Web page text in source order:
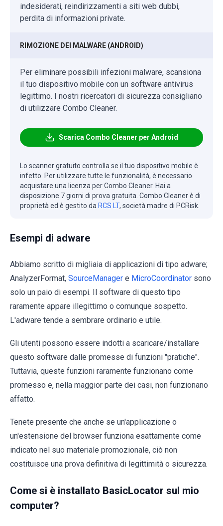
indesiderati, reindirizzamenti a siti web dubbi,
perdita di informazioni private.
RIMOZIONE DEI MALWARE (ANDROID)
Per eliminare possibili infezioni malware, scansiona
il tuo dispositivo mobile con un software antivirus
legittimo. I nostri ricercatori di sicurezza consigliano
di utilizzare Combo Cleaner.
Scarica Combo Cleaner per Android
Lo scanner gratuito controlla se il tuo dispositivo mobile è
infetto. Per utilizzare tutte le funzionalità, è necessario
acquistare una licenza per Combo Cleaner. Hai a
disposizione 7 giorni di prova gratuita. Combo Cleaner è di
proprietà ed è gestito da RCS LT, società madre di PCRisk.
Esempi di adware
Abbiamo scritto di migliaia di applicazioni di tipo adware;
AnalyzerFormat, SourceManager e MicroCoordinator sono
solo un paio di esempi. Il software di questo tipo
raramente appare illegittimo o comunque sospetto.
L'adware tende a sembrare ordinario e utile.
Gli utenti possono essere indotti a scaricare/installare
questo software dalle promesse di funzioni "pratiche".
Tuttavia, queste funzioni raramente funzionano come
promesso e, nella maggior parte dei casi, non funzionano
affatto.
Tenete presente che anche se un'applicazione o
un'estensione del browser funziona esattamente come
indicato nel suo materiale promozionale, ciò non
costituisce una prova definitiva di legittimità o sicurezza.
Come si è installato BasicLocator sul mio
computer?